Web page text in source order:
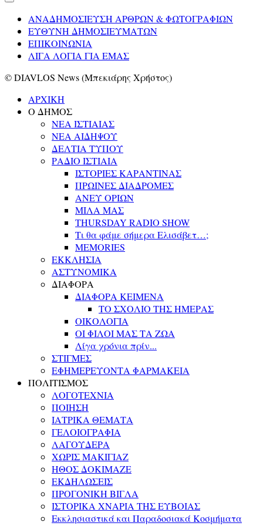
ΑΝΑΔΗΜΟΣΙΕΥΣΗ ΑΡΘΡΩΝ & ΦΩΤΟΓΡΑΦΙΩΝ
ΕΥΘΥΝΗ ΔΗΜΟΣΙΕΥΜΑΤΩΝ
ΕΠΙΚΟΙΝΩΝΙΑ
ΛΙΓΑ ΛΟΓΙΑ ΓΙΑ ΕΜΑΣ
© DIAVLOS News (Μπεκιάρης Χρήστος)
ΑΡΧΙΚΗ
Ο ΔΗΜΟΣ
ΝΕΑ ΙΣΤΙΑΙΑΣ
ΝΕΑ ΑΙΔΗΨΟΥ
ΔΕΛΤΙΑ ΤΥΠΟΥ
ΡΑΔΙΟ ΙΣΤΙΑΙΑ
ΙΣΤΟΡΙΕΣ ΚΑΡΑΝΤΙΝΑΣ
ΠΡΩΙΝΕΣ ΔΙΑΔΡΟΜΕΣ
ΑΝΕΥ ΟΡΙΩΝ
ΜΙΛΑ ΜΑΣ
THURSDAY RADIO SHOW
Τι θα φάμε σήμερα Ελισάβετ…;
MEMORIES
ΕΚΚΛΗΣΙΑ
ΑΣΤΥΝΟΜΙΚΑ
ΔΙΑΦΟΡΑ
ΔΙΑΦΟΡΑ ΚΕΙΜΕΝΑ
ΤΟ ΣΧΟΛΙΟ ΤΗΣ ΗΜΕΡΑΣ
ΟΙΚΟΛΟΓΙΑ
ΟΙ ΦΙΛΟΙ ΜΑΣ ΤΑ ΖΩΑ
Λίγα χρόνια πρίν...
ΣΤΙΓΜΕΣ
ΕΦΗΜΕΡΕΥΟΝΤΑ ΦΑΡΜΑΚΕΙΑ
ΠΟΛΙΤΙΣΜΟΣ
ΛΟΓΟΤΕΧΝΙΑ
ΠΟΙΗΣΗ
ΙΑΤΡΙΚΑ ΘΕΜΑΤΑ
ΓΕΛΟΙΟΓΡΑΦΙΑ
ΛΑΓΟΥΔΕΡΑ
ΧΩΡΙΣ ΜΑΚΙΓΙΑΖ
ΗΘΟΣ ΔΟΚΙΜΑΖΕ
ΕΚΔΗΛΩΣΕΙΣ
ΠΡΟΓΟΝΙΚΗ ΒΙΓΛΑ
ΙΣΤΟΡΙΚΑ ΧΝΑΡΙΑ ΤΗΣ ΕΥΒΟΙΑΣ
Εκκλησιαστικά και Παραδοσιακά Κοσμήματα